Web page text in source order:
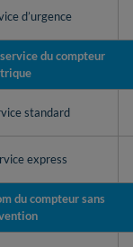
d’urgence
du compteur
standard
express
du compteur sans